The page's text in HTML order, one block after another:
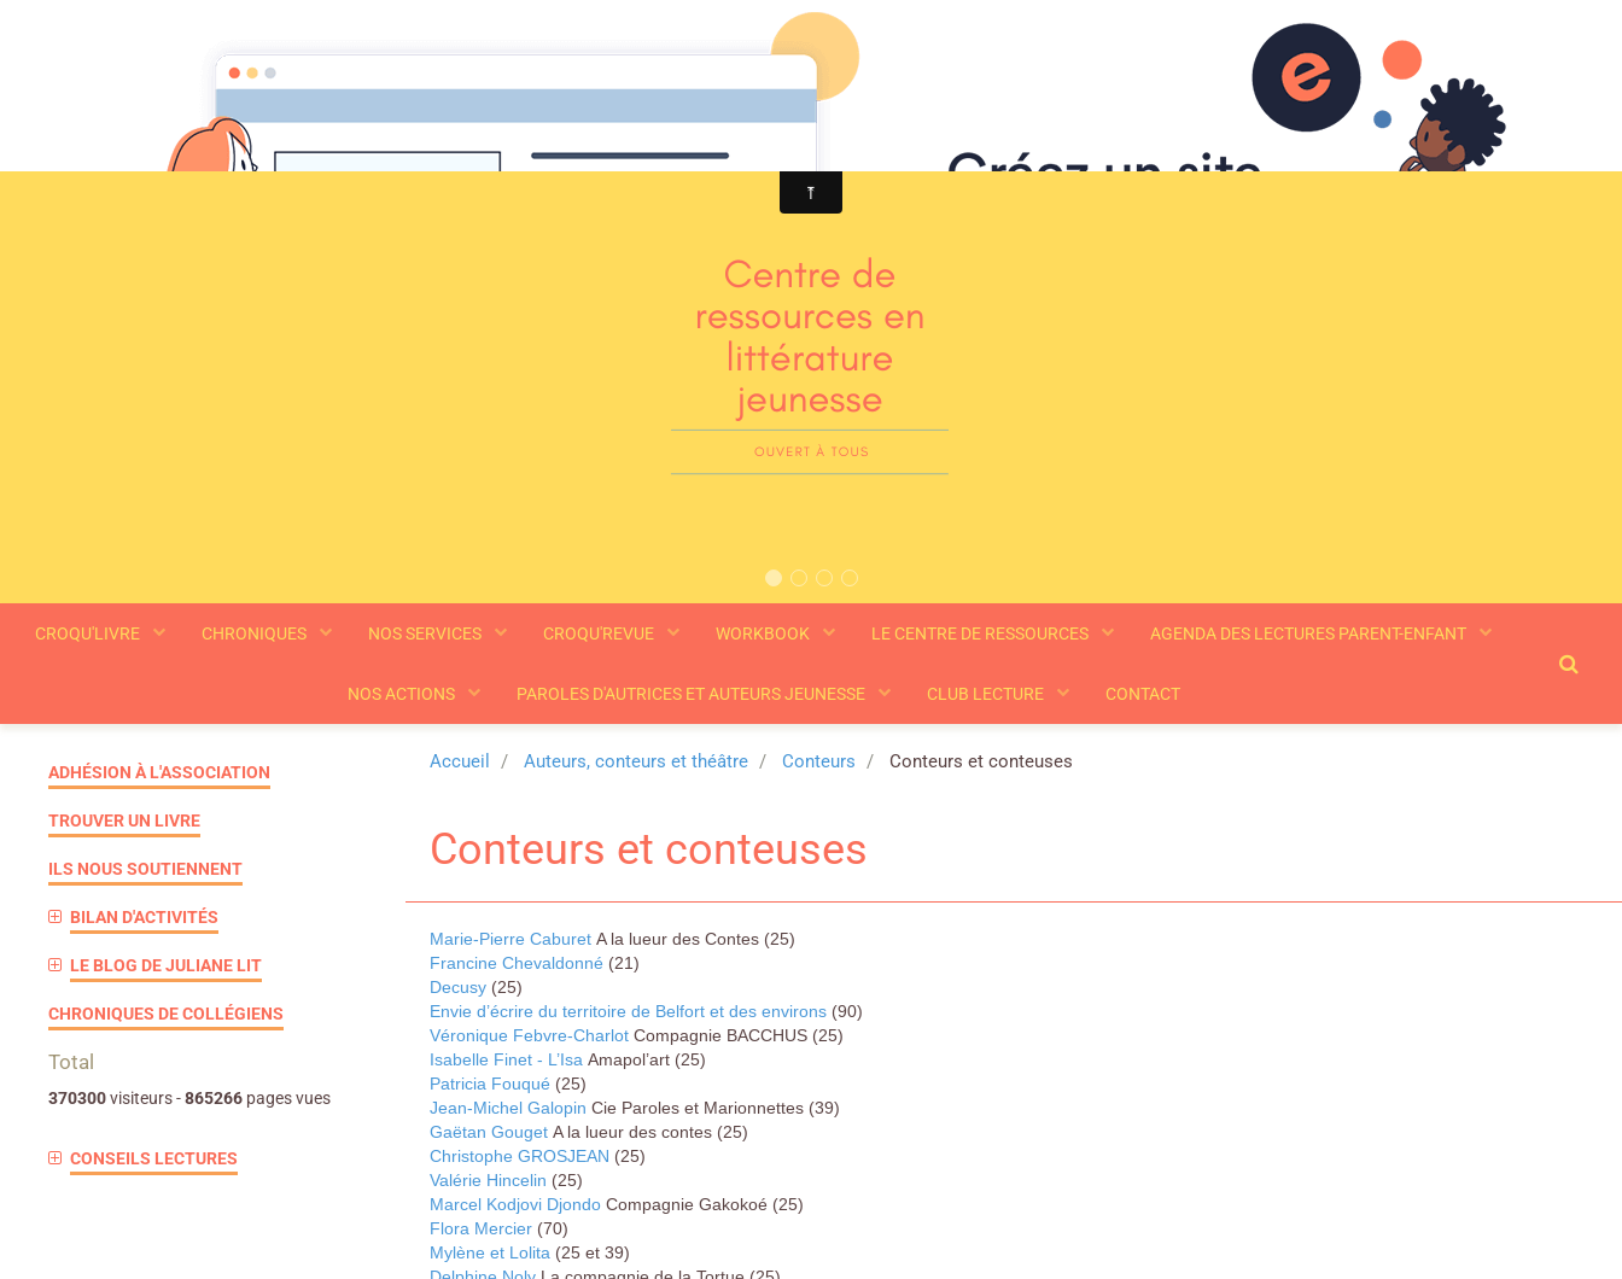
Croqu'livre
CROQU'LIVRE CHRONIQUES NOS SERVICES CROQU'REVUE WORKBOOK LE CENTRE DE RESSOURCES AGENDA DES LECTURES PARENT-ENFANT
NOS ACTIONS PAROLES D'AUTRICES ET AUTEURS JEUNESSE CLUB LECTURE CONTACT
Accueil Auteurs, conteurs et théâtre Conteurs Conteurs et conteuses
Conteurs et conteuses
Marie-Pierre Caburet A la lueur des Contes (25)
Francine Chevaldonné (21)
Decusy (25)
Envie d’écrire du territoire de Belfort et des environs (90)
Véronique Febvre-Charlot Compagnie BACCHUS (25)
Isabelle Finet - L’Isa Amapol’art (25)
Patricia Fouqué (25)
Jean-Michel Galopin Cie Paroles et Marionnettes (39)
Gaëtan Gouget A la lueur des contes (25)
Christophe GROSJEAN (25)
Valérie Hincelin (25)
Marcel Kodjovi Djondo Compagnie Gakokoé (25)
Flora Mercier (70)
Mylène et Lolita (25 et 39)
ADHÉSION À L'ASSOCIATION
TROUVER UN LIVRE
ILS NOUS SOUTIENNENT
BILAN D'ACTIVITÉS
LE BLOG DE JULIANE LIT
CHRONIQUES DE COLLÉGIENS
Total
370300visiteurs -865266 pages vues
CONSEILS LECTURES